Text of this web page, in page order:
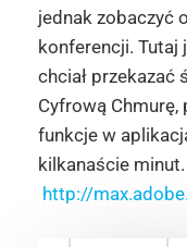
jednak zobaczyć
konferencji. Tutaj
chciał przekazać
Cyfrową Chmurę,
funkcje w
kilkanaście
http://